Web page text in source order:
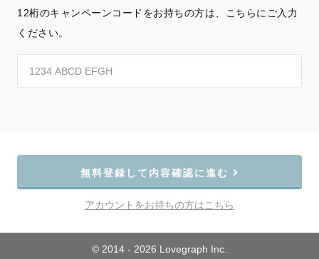
12桁のキャンペーンコードをお持ちの方は、こちらにご入力
ください。
無料登録して内容確認に進む
アカウントをお持ちの方はこちら
© 2014 - 2026 Lovegraph Inc.